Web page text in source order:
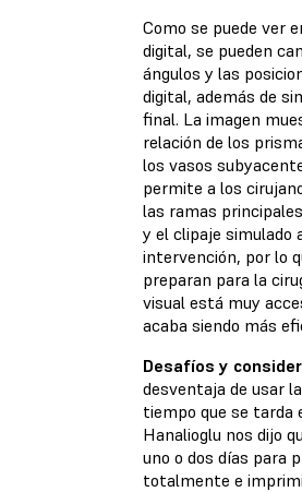
Como se puede ver
digital, se pueden
ángulos y las
digital, además de
final. La imagen
relación de los
los vasos
permite a los
las ramas
y el clipaje simulado
intervención, por lo
preparan para la
visual está muy
acaba siendo más
Desafíos y
desventaja de usar
tiempo que se tarda
Hanalioglu nos dijo
uno o dos días para
totalmente e